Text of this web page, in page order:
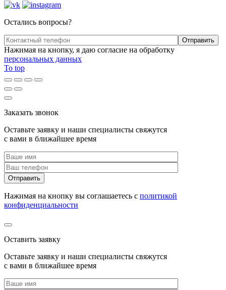
Остались вопросы?
Нажимая на кнопку, я даю согласие на обработку
персональных данных
To top
Заказать звонок
Оставьте заявку и наши специалисты свяжутся
с вами в ближайшее время
Нажимая на кнопку вы соглашаетесь с политикой
конфиденциальности
Оставить заявку
Оставьте заявку и наши специалисты свяжутся
с вами в ближайшее время